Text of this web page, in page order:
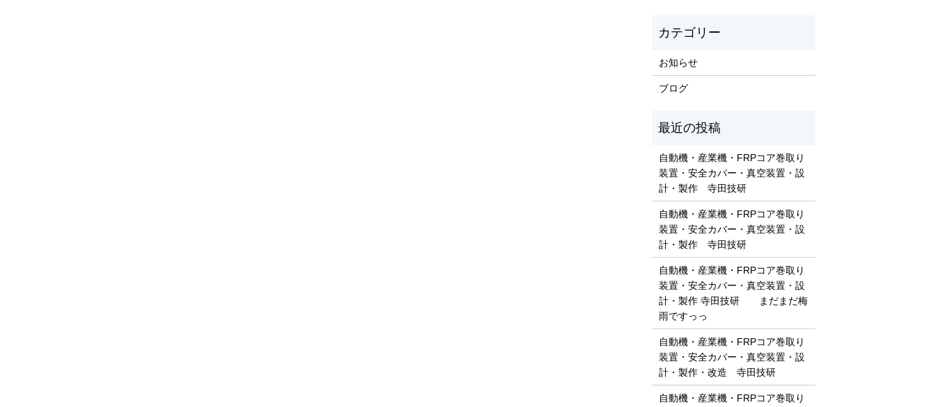
お知らせ
ブログ
自動機・産業機・FRPコア巻取り
装置・安全カバー・真空装置・設
計・製作 寺田技研
自動機・産業機・FRPコア巻取り
装置・安全カバー・真空装置・設
計・製作 寺田技研
自動機・産業機・FRPコア巻取り
装置・安全カバー・真空装置・設
計・製作 寺田技研 まだまだ梅
雨ですっっ
自動機・産業機・FRPコア巻取り
装置・安全カバー・真空装置・設
計・製作・改造 寺田技研
自動機・産業機・FRPコア巻取り